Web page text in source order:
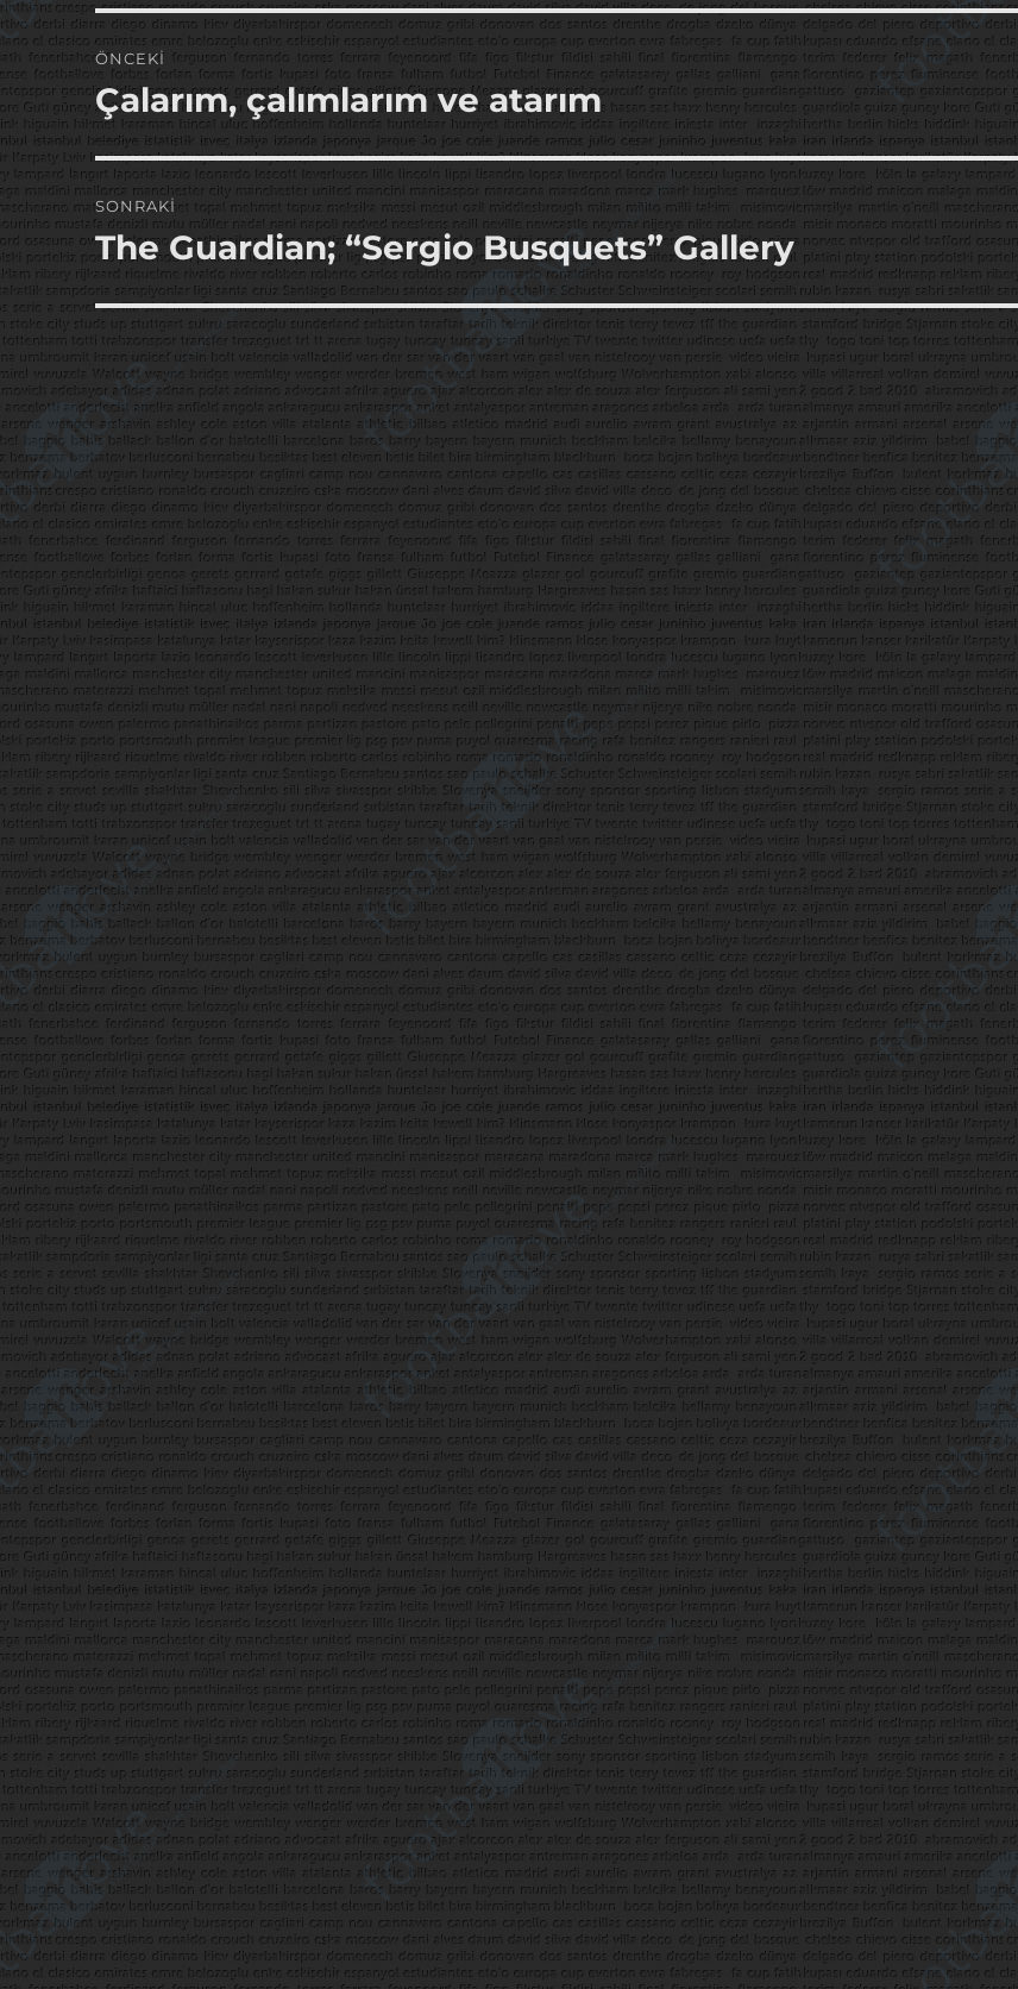
Yazı
gezinmesi
ÖNCEKI
Önceki
yazı:
Çalarım, çalımlarım ve atarım
SONRAKI
Sonraki
yazı:
The Guardian; “Sergio Busquets” Gallery